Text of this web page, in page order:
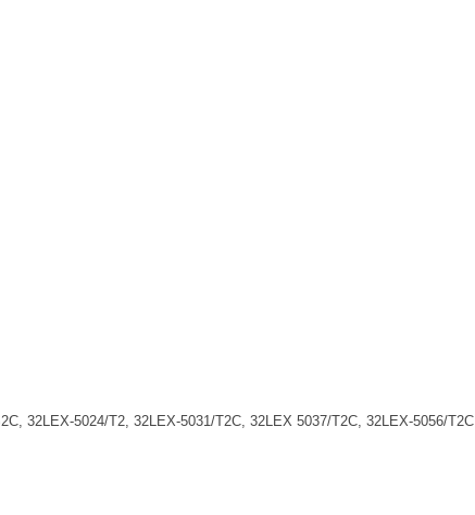
32LEX-5024/T2, 32LEX-5031/T2C, 32LEX 5037/T2C, 32LEX-5056/T2C